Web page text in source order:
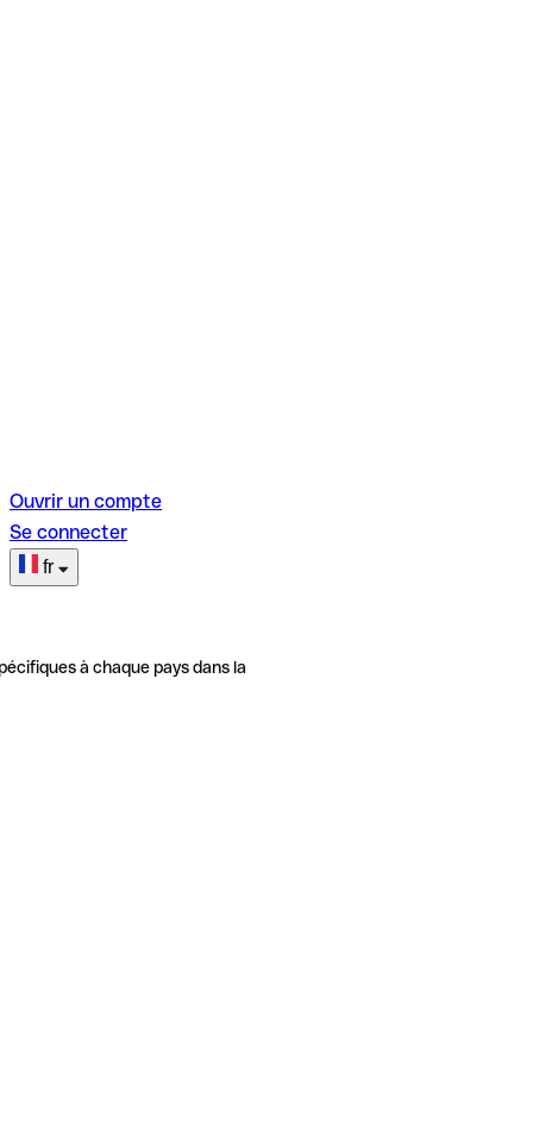
Ouvrir un compte
Se connecter
fr
à chaque pays dans la